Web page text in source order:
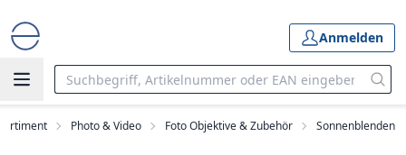
Anmelden
Photo & Video Foto Objektive & Zubehör Sonnenblenden